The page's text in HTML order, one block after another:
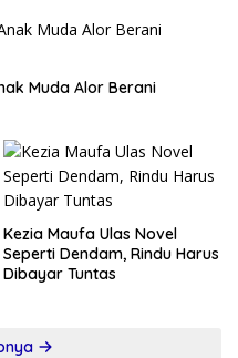
Muda Alor Berani
Kezia Maufa Ulas Novel
Seperti Dendam, Rindu Harus
Dibayar Tuntas